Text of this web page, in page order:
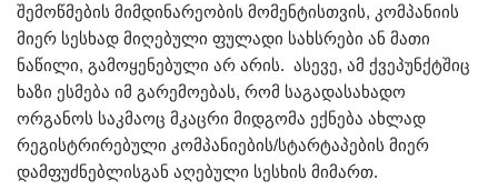
შემოწმების მიმდინარეობის მომენტისთვის, კომპანიის
მიერ სესხად მიღებული ფულადი სახსრები ან მათი
ნაწილი, გამოყენებული არ არის. ასევე, ამ ქვეპუნქტშიც
ხაზი ესმება იმ გარემოებას, რომ საგადასახადო
ორგანოს საკმაოც მკაცრი მიდგომა ექნება ახლად
რეგისტრირებული კომპანიების/სტარტაპების მიერ
დამფუძნებლისგან აღებული სესხის მიმართ.